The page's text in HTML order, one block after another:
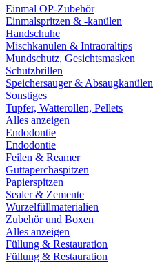
Einmal OP-Zubehör
Einmalspritzen & -kanülen
Handschuhe
Mischkanülen & Intraoraltips
Mundschutz, Gesichtsmasken
Schutzbrillen
Speichersauger & Absaugkanülen
Sonstiges
Tupfer, Watterollen, Pellets
Alles anzeigen
Endodontie
Endodontie
Feilen & Reamer
Guttaperchaspitzen
Papierspitzen
Sealer & Zemente
Wurzelfüllmaterialien
Zubehör und Boxen
Alles anzeigen
Füllung & Restauration
Füllung & Restauration